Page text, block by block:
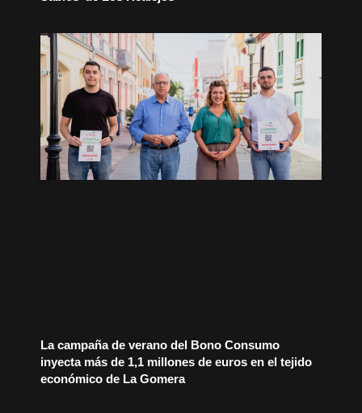
La campaña de verano del Bono Consumo
inyecta más de 1,1 millones de euros en el tejido
económico de La Gomera